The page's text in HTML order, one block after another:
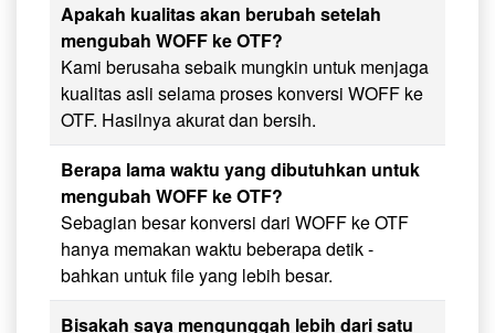
Apakah kualitas akan berubah setelah
mengubah WOFF ke OTF?
Kami berusaha sebaik mungkin untuk menjaga
kualitas asli selama proses konversi WOFF ke
OTF. Hasilnya akurat dan bersih.
Berapa lama waktu yang dibutuhkan untuk
mengubah WOFF ke OTF?
Sebagian besar konversi dari WOFF ke OTF
hanya memakan waktu beberapa detik -
bahkan untuk file yang lebih besar.
Bisakah saya mengunggah lebih dari satu